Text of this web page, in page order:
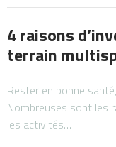
4 raisons
terrain
Rester en bonne
Nombreuses sont les
les activités…